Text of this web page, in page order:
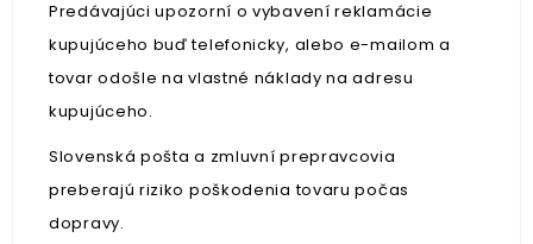
Predávajúci upozorní o vybavení reklamácie
kupujúceho buď telefonicky, alebo e-mailom a
tovar odošle na vlastné náklady na adresu
kupujúceho.
Slovenská pošta a zmluvní prepravcovia
preberajú riziko poškodenia tovaru počas
dopravy.